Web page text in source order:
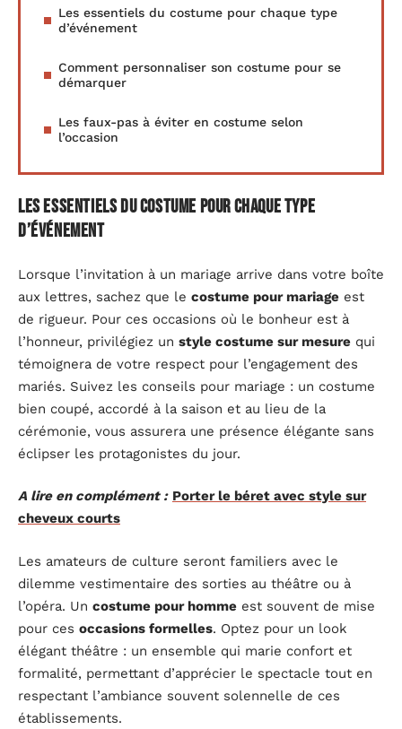
Les essentiels du costume pour chaque type
d’événement
Comment personnaliser son costume pour se
démarquer
Les faux-pas à éviter en costume selon
l’occasion
Les essentiels du costume pour chaque type
d’événement
Lorsque l’invitation à un mariage arrive dans votre boîte
aux lettres, sachez que le costume pour mariage est
de rigueur. Pour ces occasions où le bonheur est à
l’honneur, privilégiez un style costume sur mesure qui
témoignera de votre respect pour l’engagement des
mariés. Suivez les conseils pour mariage : un costume
bien coupé, accordé à la saison et au lieu de la
cérémonie, vous assurera une présence élégante sans
éclipser les protagonistes du jour.
A lire en complément : Porter le béret avec style sur
cheveux courts
Les amateurs de culture seront familiers avec le
dilemme vestimentaire des sorties au théâtre ou à
l’opéra. Un costume pour homme est souvent de mise
pour ces occasions formelles. Optez pour un look
élégant théâtre : un ensemble qui marie confort et
formalité, permettant d’apprécier le spectacle tout en
respectant l’ambiance souvent solennelle de ces
établissements.